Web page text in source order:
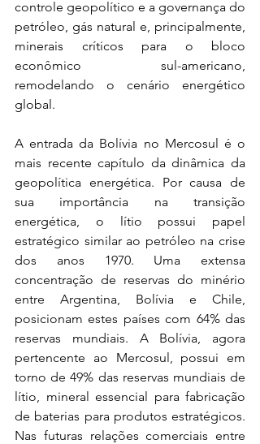
controle geopolítico e a governança do
petróleo, gás natural e, principalmente,
minerais críticos para o bloco
econômico sul-americano,
remodelando o cenário energético
global.
A entrada da Bolívia no Mercosul é o
mais recente capítulo da dinâmica da
geopolítica energética. Por causa de
sua importância na transição
energética, o lítio possui papel
estratégico similar ao petróleo na crise
dos anos 1970. Uma extensa
concentração de reservas do minério
entre Argentina, Bolívia e Chile,
posicionam estes países com 64% das
reservas mundiais. A Bolívia, agora
pertencente ao Mercosul, possui em
torno de 49% das reservas mundiais de
lítio, mineral essencial para fabricação
de baterias para produtos estratégicos.
Nas futuras relações comerciais entre